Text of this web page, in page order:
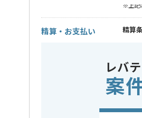
※上記
精算・お支払い 精算
アニメのグロス請けのスタ
レバ
案